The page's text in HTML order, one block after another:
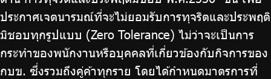
ประกาศเจตนารมณ์ที่จะไม่ยอมรับการทุจริตและประพฤติ
มิชอบทุกรูปแบบ (Zero Tolerance) ไม่ว่าจะเป็นการ
กระทำของพนักงานหรือบุคคลที่เกี่ยวข้องกับกิจการของ
กบข. ซึ่งรวมถึงคู่ค้าทุกราย โดยได้กำหนดมาตรการที่